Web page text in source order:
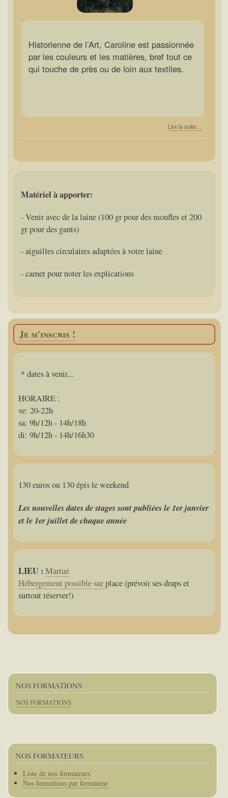
Historienne de l’Art, Caroline est passionnée
par les couleurs et les matières, bref tout ce
qui touche de près ou de loin aux textiles.
Lire la suite ...
Matériel à apporter:
-Venir avec de la laine (100 gr pour des moufles et 200
gr pour des gants)
- aiguilles circulaires adaptées à votre laine
- carnet pour noter les explications
Je m'inscris !
* dates à venir...
HORAIRE :
ve: 20-22h
sa: 9h/12h - 14h/18h
di: 9h/12h - 14h/16h30
130 euros ou 130 épis le weekend
Les nouvelles dates de stages sont publiées le 1er janvier
et le 1er juillet de chaque année
LIEU : Martué
Hébergement possible surplace (prévoir ses draps et
surtout réserver!)
NOS FORMATIONS
NOS FORMATIONS
NOS FORMATEURS
Corps
Liste de nos formateurs
Nos formations par formateur